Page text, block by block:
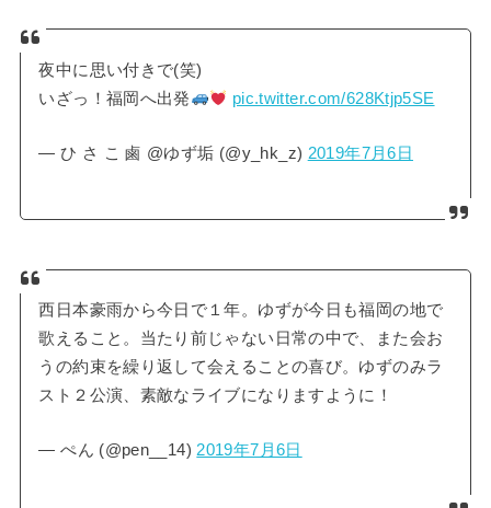
夜中に思い付きで(笑)
いざっ！福岡へ出発
pic.twitter.com/628Ktjp5SE
— ひ さ こ 鹵 @ゆず垢 (@y_hk_z) 2019年7月6日
西日本豪雨から今日で１年。ゆずが今日も福岡の地で
歌えること。当たり前じゃない日常の中で、また会お
うの約束を繰り返して会えることの喜び。ゆずのみラ
スト２公演、素敵なライブになりますように！
— ぺん (@pen__14) 2019年7月6日